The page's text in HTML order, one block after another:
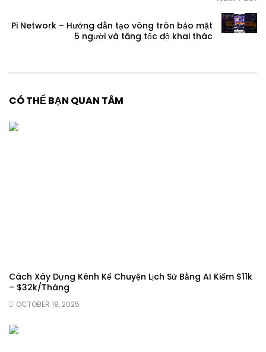
Pi Network – Hướng dẫn tạo vòng tròn bảo mật
5 người và tăng tốc độ khai thác
CÓ THỂ BẠN QUAN TÂM
Cách Xây Dựng Kênh Kể Chuyện Lịch Sử Bằng AI Kiếm $11k
– $32k/Tháng
OCTOBER 18, 2025